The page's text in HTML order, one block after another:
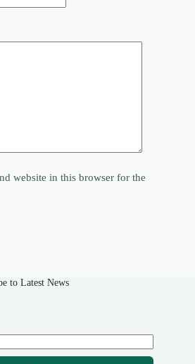
website in this browser for the
to Latest News